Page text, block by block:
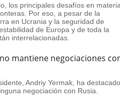
los principales desafíos en
Por eso, a pesar de la
en Ucrania y la seguridad de
de Europa y de toda la
interrelacionadas.
mantiene negociaciones
Andriy Yermak, ha destacado
negociación con Rusia.